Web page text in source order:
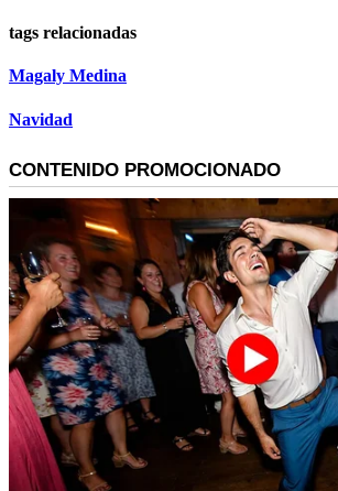
tags relacionadas
Magaly Medina
Navidad